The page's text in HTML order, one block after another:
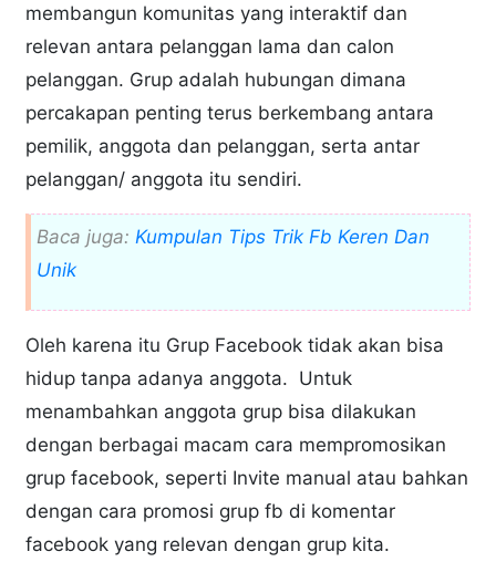
membangun komunitas yang interaktif dan
relevan antara pelanggan lama dan calon
pelanggan. Grup adalah hubungan dimana
percakapan penting terus berkembang antara
pemilik, anggota dan pelanggan, serta antar
pelanggan/ anggota itu sendiri.
Baca juga: Kumpulan Tips Trik Fb Keren Dan
Unik
Oleh karena itu Grup Facebook tidak akan bisa
hidup tanpa adanya anggota. Untuk
menambahkan anggota grup bisa dilakukan
dengan berbagai macam cara mempromosikan
grup facebook, seperti Invite manual atau bahkan
dengan cara promosi grup fb di komentar
facebook yang relevan dengan grup kita.